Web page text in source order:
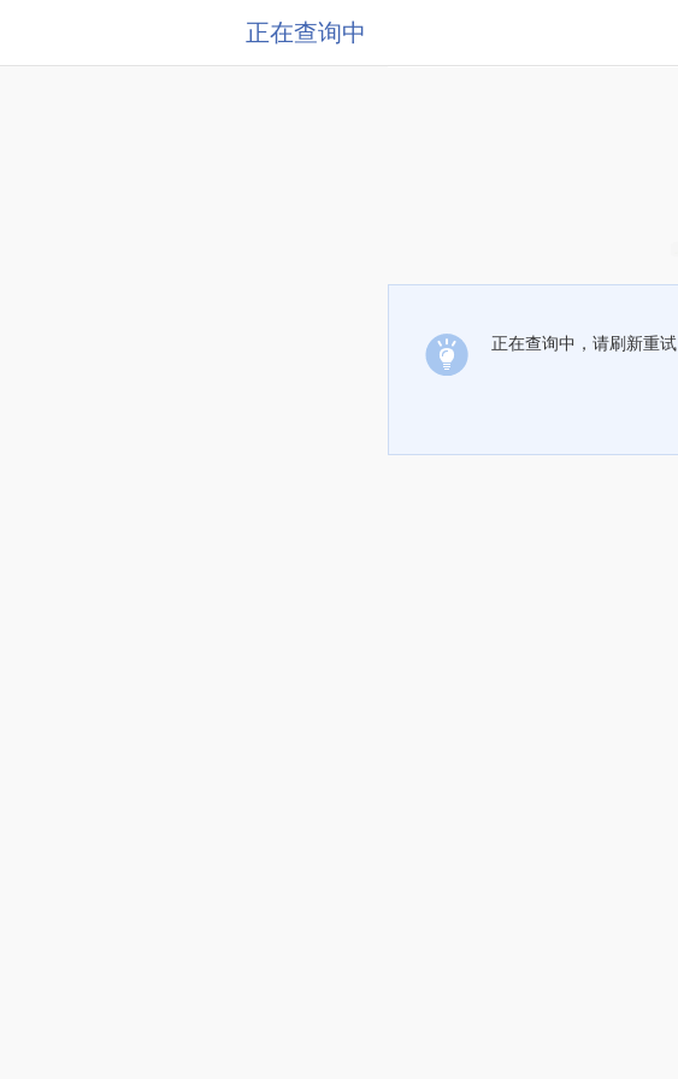
正在查询中
正在查询中，请刷新重试